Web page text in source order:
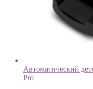
Автоматический
Pro